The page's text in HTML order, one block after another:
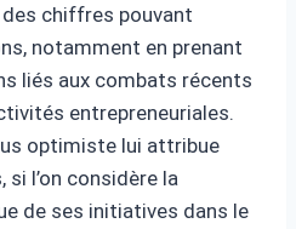
des chiffres pouvant
notamment en prenant
liés aux combats récents
entrepreneuriales.
optimiste lui attribue
si l’on considère la
de ses initiatives dans le